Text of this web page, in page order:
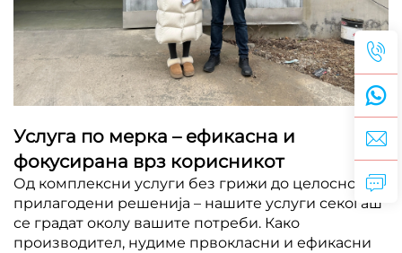
Услуга по мерка – ефикасна и
фокусирана врз корисникот
Од комплексни услуги без грижи до целосно
прилагодени решенија – нашите услуги секогаш
се градат околу вашите потреби. Како
производител, нудиме првокласни и ефикасни